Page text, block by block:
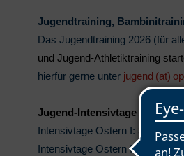
Jugendtraining,
Das Jugendtraining 2026 (für
und Jugend-Athletiktraining
hierfür gerne unter jugend (at)
Jugend-Intensivtage in den
Intensivtage Ostern I: 31.03.-
Intensivtage Ostern II: 07.04.-